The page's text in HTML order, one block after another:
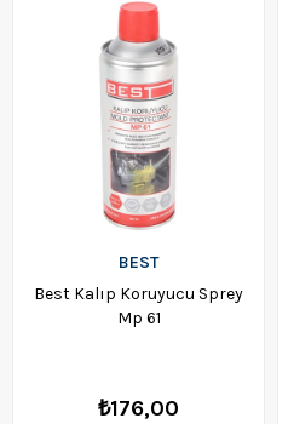
BEST
Best Kalıp Koruyucu Sprey
Mp 61
₺176,00